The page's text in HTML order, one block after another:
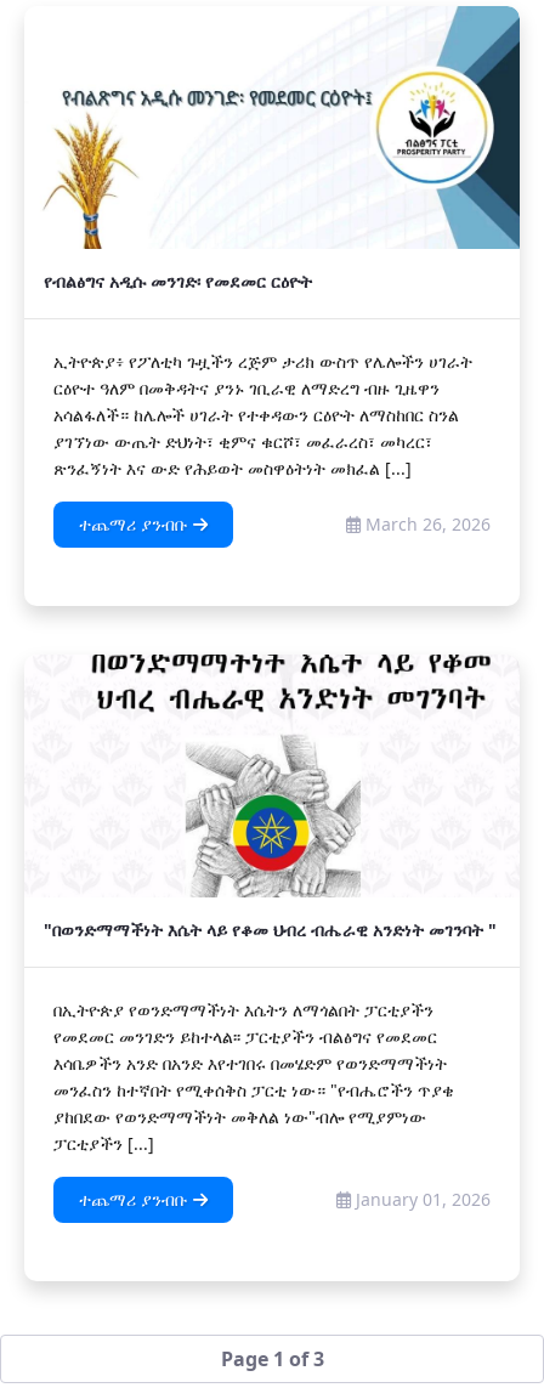
የብልፅግና አዲሱ መንገድ፡ የመደመር ርዕዮት
ኢትዮጵያ፥ የፖለቲካ ጉዟችን ረጅም ታሪክ ውስጥ የሌሎችን ሀገራት
ርዕዮተ ዓለም በመቅዳትና ያንኑ ገቢራዊ ለማድረግ ብዙ ጊዜዋን
አሳልፋለች። ከሌሎች ሀገራት የተቀዳውን ርዕዮት ለማስከበር ስንል
ያገኘነው ውጤት ድህነት፣ ቂምና ቁርሾ፣ መፈራረስ፣ መካረር፣
ጽንፈኝነት እና ውድ የሕይወት መስዋዕትነት መክፈል [...]
ተጨማሪ ያንብቡ March 26, 2026
"በወንድማማችነት እሴት ላይ የቆመ ህብረ ብሔራዊ አንድነት መገንባት "
በኢትዮጵያ የወንድማማችነት እሴትን ለማጎልበት ፓርቲያችን
የመደመር መንገድን ይከተላል፡፡ ፓርቲያችን ብልፅግና የመደመር
እሳቤዎችን አንድ በአንድ እየተገበሩ በመሄድም የወንድማማችነት
መንፈስን ከተኛበት የሚቀሰቅስ ፓርቲ ነው። "የብሔሮችን ጥያቄ
ያከበደው የወንድማማችነት መቅለል ነው"ብሎ የሚያምነው
ፓርቲያችን [...]
ተጨማሪ ያንብቡ January 01, 2026
Page 1 of 3